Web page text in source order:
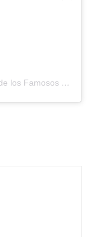
Una publicación compartida por La Casa de los Famosos México (@lacasafamososmx)